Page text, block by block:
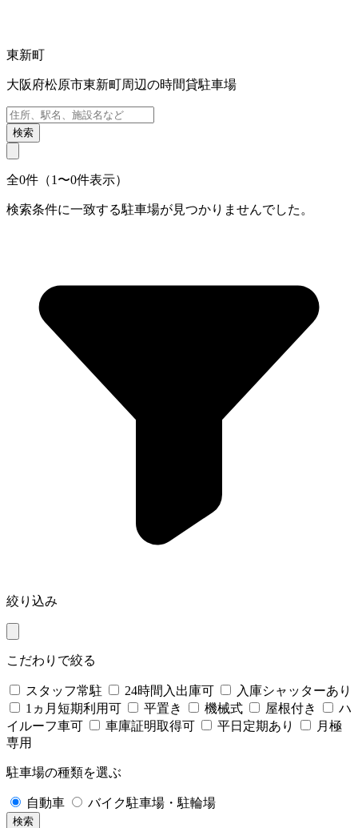
東新町
大阪府松原市東新町周辺の時間貸駐車場
検索
全0件（1〜0件表示）
検索条件に一致する駐車場が見つかりませんでした。
絞り込み
こだわりで絞る
スタッフ常駐 24時間入出庫可
入庫シャッターあり
1ヵ月短期利用可
平置き 機械式 屋根付き
ハ
イルーフ車可
車庫証明取得可 平日定期あり
月極
専用
駐車場の種類を選ぶ
自動車 バイク駐車場・駐輪場
検索